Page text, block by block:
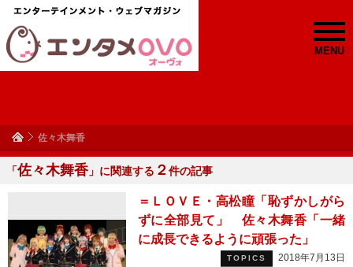
MENU
佐々木舞香
「佐々木舞香 」に関連する ２件の記事
＝ＬＯＶＥ・高松瞳「恥ずかしがら
ずに全部見て」 佐々木舞香「一緒
に成長できるように頑張った」
TOPICS 2018年7月13日